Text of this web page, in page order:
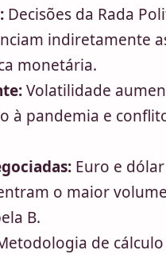
Decisões da Rada
indiretamente
monetária.
Volatilidade
à pandemia e
Euro e dólar
o maior
B.
de